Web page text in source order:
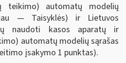
teikimo) automatų modelių
— Taisyklės) ir Lietuvos
naudoti kasos aparatų ir
automatų modelių sąrašas
įsakymo 1 punktas).